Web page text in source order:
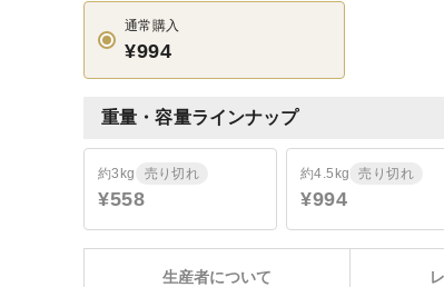
通常購入
¥994
重量・容量ラインナップ
約3kg 売り切れ
¥558
約4.5kg 売り切れ
¥994
生産者について